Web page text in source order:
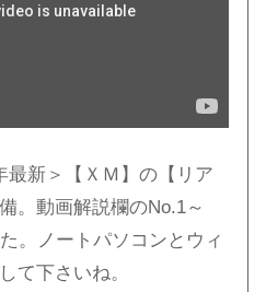
最新＞【ＸＭ】の【リア
。動画解説欄のNo.1～
。ノートパソコンとウィ
て下さいね。